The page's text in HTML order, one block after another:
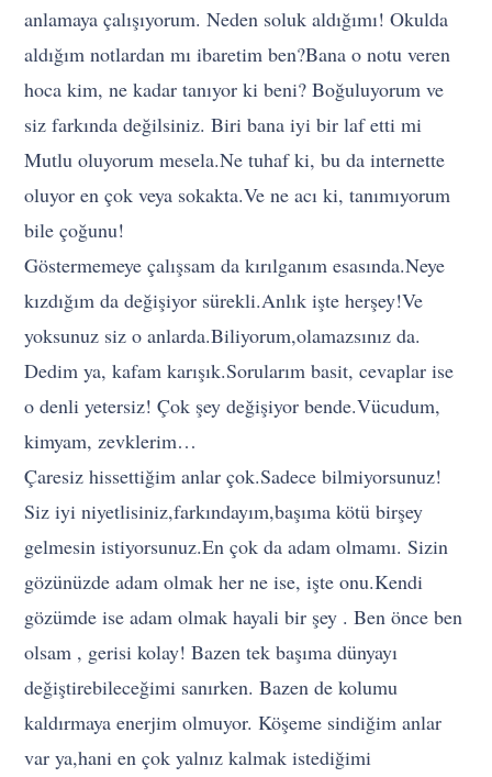
anlamaya çalışıyorum. Neden soluk aldığımı! Okulda
aldığım notlardan mı ibaretim ben?Bana o notu veren
hoca kim, ne kadar tanıyor ki beni? Boğuluyorum ve
siz farkında değilsiniz. Biri bana iyi bir laf etti mi
Mutlu oluyorum mesela.Ne tuhaf ki, bu da internette
oluyor en çok veya sokakta.Ve ne acı ki, tanımıyorum
bile çoğunu!
Göstermemeye çalışsam da kırılganım esasında.Neye
kızdığım da değişiyor sürekli.Anlık işte herşey!Ve
yoksunuz siz o anlarda.Biliyorum,olamazsınız da.
Dedim ya, kafam karışık.Sorularım basit, cevaplar ise
o denli yetersiz! Çok şey değişiyor bende.Vücudum,
kimyam, zevklerim…
Çaresiz hissettiğim anlar çok.Sadece bilmiyorsunuz!
Siz iyi niyetlisiniz,farkındayım,başıma kötü birşey
gelmesin istiyorsunuz.En çok da adam olmamı. Sizin
gözünüzde adam olmak her ne ise, işte onu.Kendi
gözümde ise adam olmak hayali bir şey . Ben önce ben
olsam , gerisi kolay! Bazen tek başıma dünyayı
değiştirebileceğimi sanırken. Bazen de kolumu
kaldırmaya enerjim olmuyor. Köşeme sindiğim anlar
var ya,hani en çok yalnız kalmak istediğimi